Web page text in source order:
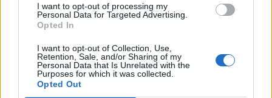
I want to opt-out of processing my
Personal Data for Targeted Advertising.
Opted In
I want to opt-out of Collection, Use,
Retention, Sale, and/or Sharing of my
Personal Data that Is Unrelated with the
Purposes for which it was collected.
Opted Out
23:38
Ενές Καντέρ: Ο Τούρκος πρώην σέντερ δηλώνει
υποψήφιος να παίξει στο... WNBA
Στενά του Ορμούζ: Οι ΗΠΑ «βλέπουν» σύντομα
συμφωνία - «Υπάρχει πρόοδος μεταξύ Ιράν και Ομάν»